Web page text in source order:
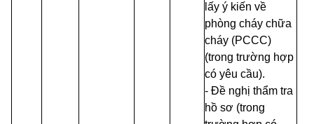
lấy ý kiến về
phòng cháy chữa
cháy (PCCC)
(trong trường hợp
có yêu cầu).
- Đề nghị thẩm tra
hồ sơ (trong